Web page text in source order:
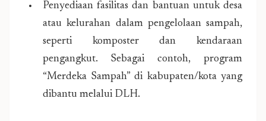
Penyediaan fasilitas dan bantuan untuk desa
atau kelurahan dalam pengelolaan sampah,
seperti komposter dan kendaraan
pengangkut. Sebagai contoh, program
“Merdeka Sampah” di kabupaten/kota yang
dibantu melalui DLH.